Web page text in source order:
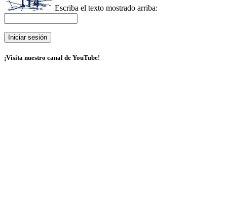
Escriba el texto mostrado arriba:
¡Visita nuestro canal de YouTube!